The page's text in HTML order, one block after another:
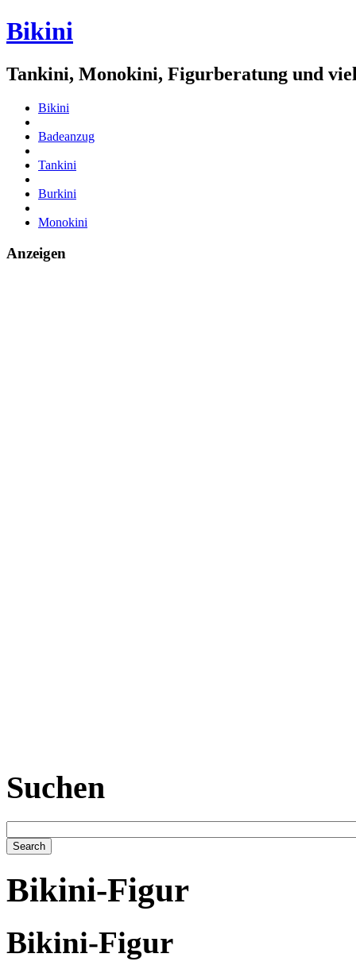
Bikini
Tankini, Monokini, Figurberatung und
Bikini
Badeanzug
Tankini
Burkini
Monokini
Anzeigen
Suchen
Bikini-Figur
Bikini-Figur